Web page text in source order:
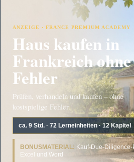
ANZEIGE · FRANCE PREMIUM ACADEMY
Haus kaufen in
Frankreich
Fehler
Prüfen, verhandeln und kaufen – ohne
kostspielige Fehler.
ca. 9 Std. · 72 Lerneinheiten · 12 Kapitel
BONUSMATERIAL: Kauf-Due-Diligence-
Excel und Word